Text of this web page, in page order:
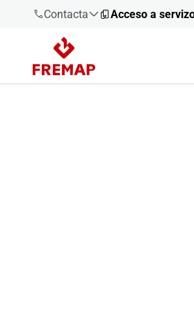
Contacta
900 61 00
61
Acceso a